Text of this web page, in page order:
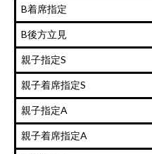
B着席指定
B後方立見
親子指定S
親子着席指定S
親子指定A
親子着席指定A